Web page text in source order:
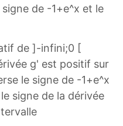
de -1+e^x et le
de ]-infini;0 [
g' est positif sur
le signe de -1+e^x
signe de la dérivée